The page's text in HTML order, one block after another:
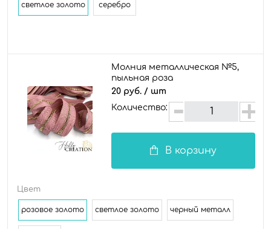
светлое золото серебро
Молния металлическая №5,
пыльная роза
20 руб. / шт
Количество:
В корзину
Цвет
розовое золото светлое золото черный металл